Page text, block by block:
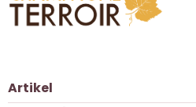
Artikel